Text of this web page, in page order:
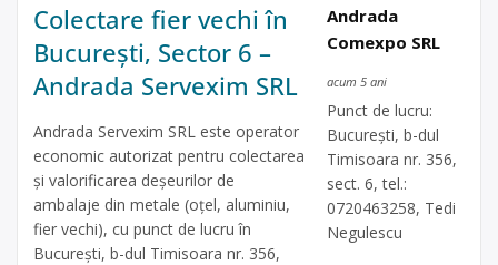
Colectare fier vechi în
București, Sector 6 –
Andrada Servexim SRL
Andrada Servexim SRL este operator
economic autorizat pentru colectarea
și valorificarea deșeurilor de
ambalaje din metale (oțel, aluminiu,
fier vechi), cu punct de lucru în
București, b-dul Timisoara nr. 356,
Andrada
Comexpo SRL
acum 5 ani
Punct de lucru:
București, b-dul
Timisoara nr. 356,
sect. 6, tel.:
0720463258, Tedi
Negulescu